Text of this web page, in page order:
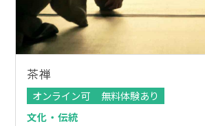
茶禅
オンライン可
無料体験あり
文化・伝統